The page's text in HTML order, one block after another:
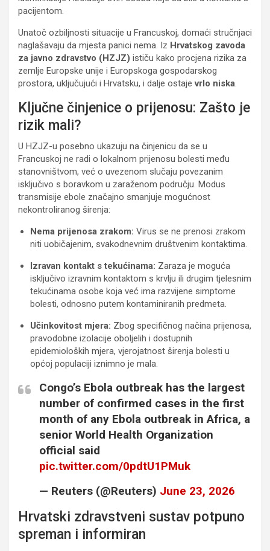
pacijentom.
Unatoč ozbiljnosti situacije u Francuskoj, domaći stručnjaci
naglašavaju da mjesta panici nema. Iz Hrvatskog zavoda
za javno zdravstvo (HZJZ) ističu kako procjena rizika za
zemlje Europske unije i Europskoga gospodarskog
prostora, uključujući i Hrvatsku, i dalje ostajevrlo niska.
Ključne činjenice o prijenosu: Zašto je
rizik mali?
U HZJZ-u posebno ukazuju na činjenicu da se u
Francuskoj ne radi o lokalnom prijenosu bolesti među
stanovništvom, već o uvezenom slučaju povezanim
isključivo s boravkom u zaraženom području. Modus
transmisije ebole značajno smanjuje mogućnost
nekontroliranog širenja:
Nema prijenosa zrakom: Virus se ne prenosi zrakom
niti uobičajenim, svakodnevnim društvenim kontaktima.
Izravan kontakt s tekućinama: Zaraza je moguća
isključivo izravnim kontaktom s krvlju ili drugim tjelesnim
tekućinama osobe koja već ima razvijene simptome
bolesti, odnosno putem kontaminiranih predmeta.
Učinkovitost mjera: Zbog specifičnog načina prijenosa,
pravodobne izolacije oboljelih i dostupnih
epidemioloških mjera, vjerojatnost širenja bolesti u
općoj populaciji iznimno je mala.
Congo’s Ebola outbreak has the largest
number of confirmed cases in the first
month of any Ebola outbreak in Africa, a
senior World Health Organization
official said
pic.twitter.com/0pdtU1PMuk
— Reuters (@Reuters) June 23, 2026
Hrvatski zdravstveni sustav potpuno
spreman i informiran